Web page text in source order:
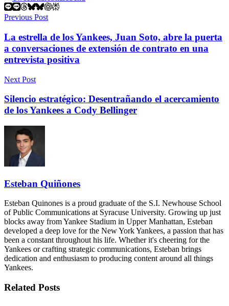
Previous Post
La estrella de los Yankees, Juan Soto, abre la puerta
a conversaciones de extensión de contrato en una
entrevista positiva
Next Post
Silencio estratégico: Desentrañando el acercamiento
de los Yankees a Cody Bellinger
Esteban Quiñones
Esteban Quinones is a proud graduate of the S.I. Newhouse School
of Public Communications at Syracuse University. Growing up just
blocks away from Yankee Stadium in Upper Manhattan, Esteban
developed a deep love for the New York Yankees, a passion that has
been a constant throughout his life. Whether it's cheering for the
Yankees or crafting strategic communications, Esteban brings
dedication and enthusiasm to producing content around all things
Yankees.
Related Posts